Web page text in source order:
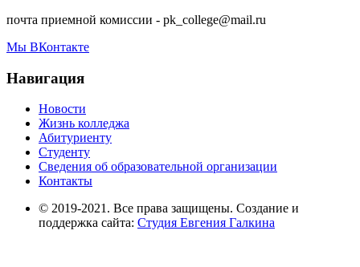
почта приемной комиссии - pk_college@mail.ru
Мы ВКонтакте
Навигация
Новости
Жизнь колледжа
Абитуриенту
Студенту
Сведения об образовательной организации
Контакты
© 2019-2021. Все права защищены. Создание и
поддержка сайта: Студия Евгения Галкина